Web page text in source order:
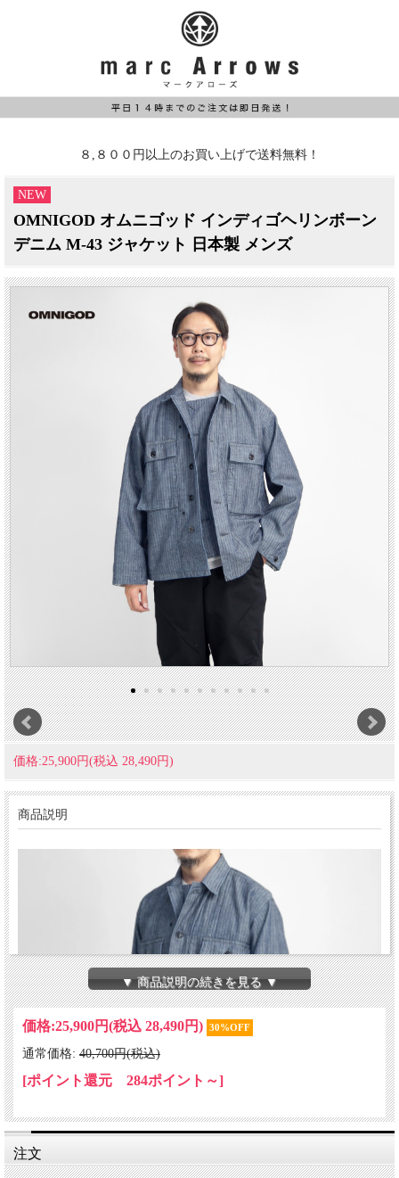
８,８００円以上のお買い上げで送料無料！
NEW
OMNIGOD オムニゴッド インディゴヘリンボーン
デニム M-43 ジャケット 日本製 メンズ
価格:25,900円(税込 28,490円)
商品説明
▼ 商品説明の続きを見る ▼
価格:25,900円(税込 28,490円) 30%OFF
通常価格: 40,700円(税込)
[ポイント還元 284ポイント～]
注文